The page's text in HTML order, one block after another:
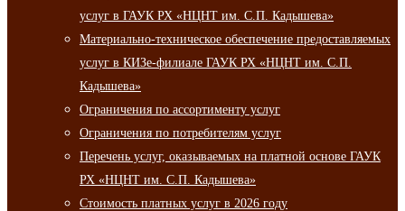
услуг в ГАУК РХ «НЦНТ им. С.П. Кадышева»
Материально-техническое обеспечение предоставляемых
услуг в КИЗе-филиале ГАУК РХ «НЦНТ им. С.П.
Кадышева»
Ограничения по ассортименту услуг
Ограничения по потребителям услуг
Перечень услуг, оказываемых на платной основе ГАУК
РХ «НЦНТ им. С.П. Кадышева»
Стоимость платных услуг в 2026 году